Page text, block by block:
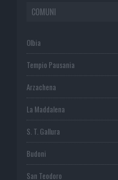
COMUNI
Olbia
Tempio Pausania
Arzachena
La Maddalena
S. T. Gallura
Budoni
San Teodoro